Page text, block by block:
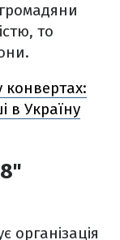
то
конвертах:
в Україну
організація